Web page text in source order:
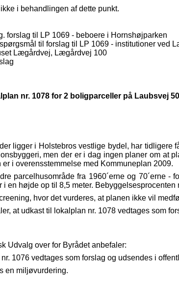
i behandlingen af dette punkt.
forslag til LP 1069 - beboere i Hornshøjparken
til forslag til LP 1069 - institutioner ved
Lægårdvej, Lægårdvej 100
nr. 1078 for 2 boligparceller på Laubsvej
ligger i Holstebros vestlige bydel, har tidligere
men der er i dag ingen planer om at
i overensstemmelse med Kommuneplan 2009.
parcelhusområde fra 1960´erne og 70´erne
i en højde op til 8,5 meter.
hvor det vurderes, at planen ikke vil
at udkast til lokalplan nr. 1078 vedtages som
Udvalg over for Byrådet anbefaler:
1076 vedtages som forslag og udsendes i
en miljøvurdering.